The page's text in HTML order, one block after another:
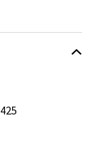
å flytte